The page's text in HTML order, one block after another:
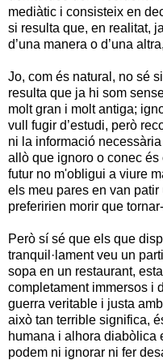
mediàtic i consisteix en
si resulta que, en realitat,
d’una manera o d’una
Jo, com és natural, no sé
resulta que ja hi som
molt gran i molt antiga;
vull fugir d’estudi, però
ni la informació
allò que ignoro o conec és
futur no m'obligui a viure
els meu pares en van
preferirien morir que
Però sí sé que els que
tranquil·lament veu un
sopa en un restaurant,
completament immersos i
guerra veritable i justa
això tan terrible significa,
humana i alhora diabòlica
podem ni ignorar ni fer